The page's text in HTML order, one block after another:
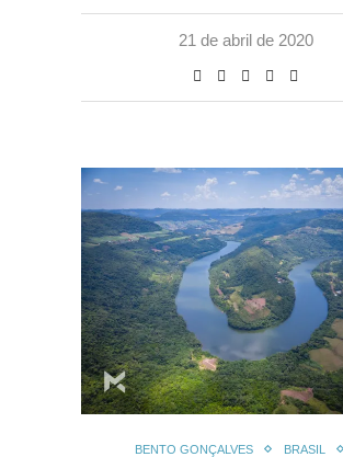
21 de abril de 2020
BENTO GONÇALVES BRASIL